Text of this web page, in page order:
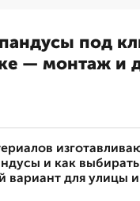
под
— монтаж и
и как выбирать
вариант для улицы